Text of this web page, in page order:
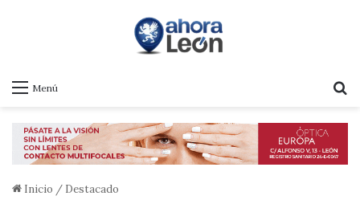
Menú
Inicio / Destacado